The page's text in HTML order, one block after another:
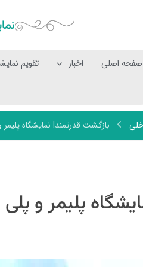
صفحه اصلی اخبار تقویم
بازگشت قدرتمند! نمایشگاه
پلیمر و